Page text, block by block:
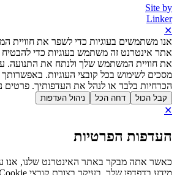
Site by
Linker
✕
אנו משתמשים בעוגיות כדי לשפר את חוויית
אתר אינטרנט זה משתמש בעוגיות כדי
את חוויית המשתמש שלך ולנתח את התנועה.
מסכים לשימוש בכל קובצי העוגיות.
הכרחיות בלבד או לנהל את העדפותיך. פרטים
קבל הכול דחה הכל ניהול העדפות
✕
העדפות הפרטיות
כאשר אתה מבקר באתר האינטרנט שלנו, אנו